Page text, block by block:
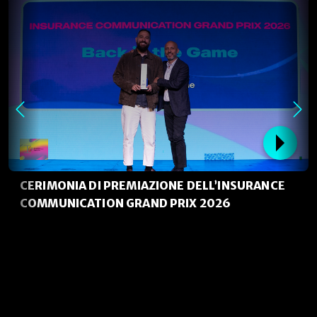
CERIMONIA DI PREMIAZIONE DELL’INSURANCE
COMMUNICATION GRAND PRIX 2026